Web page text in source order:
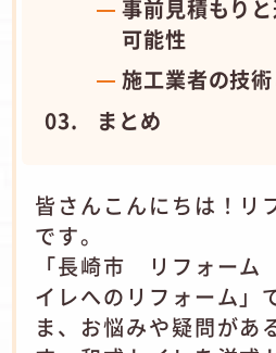
事前見積もり
可能性
施工業者の技
まとめ
皆さんこんにちは！リ
です。
「長崎市 リフォー
イレへのリフォーム」
ま、お悩みや疑問があ